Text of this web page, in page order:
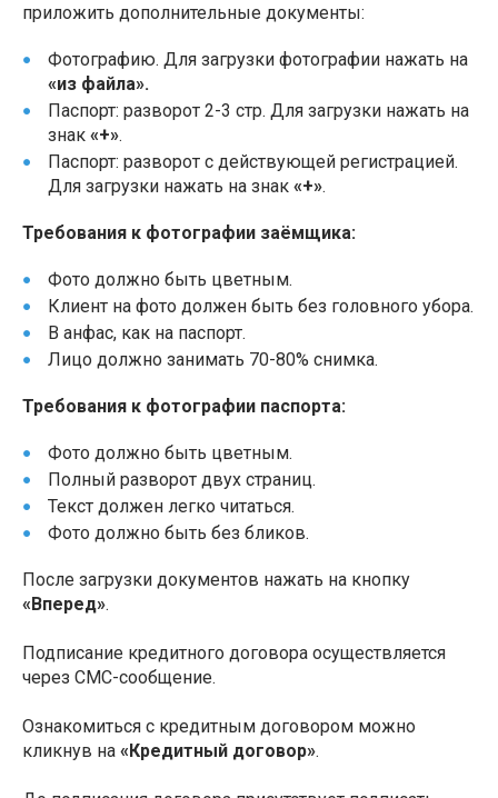
приложить дополнительные документы:
Фотографию. Для загрузки фотографии нажать на
«из файла».
Паспорт: разворот 2-3 стр. Для загрузки нажать на
знак «+».
Паспорт: разворот с действующей регистрацией.
Для загрузки нажать на знак «+».
Требования к фотографии заёмщика:
Фото должно быть цветным.
Клиент на фото должен быть без головного убора.
В анфас, как на паспорт.
Лицо должно занимать 70-80% снимка.
Требования к фотографии паспорта:
Фото должно быть цветным.
Полный разворот двух страниц.
Текст должен легко читаться.
Фото должно быть без бликов.
После загрузки документов нажать на кнопку
«Вперед».
Подписание кредитного договора осуществляется
через СМС-сообщение.
Ознакомиться с кредитным договором можно
кликнув на «Кредитный договор».